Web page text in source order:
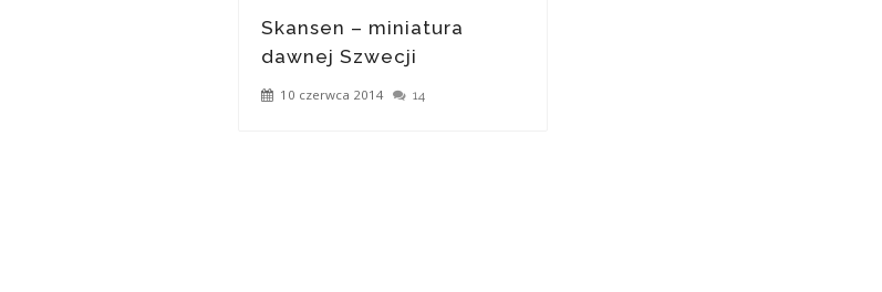
Skansen – miniatura
dawnej Szwecji
10 czerwca 2014 14